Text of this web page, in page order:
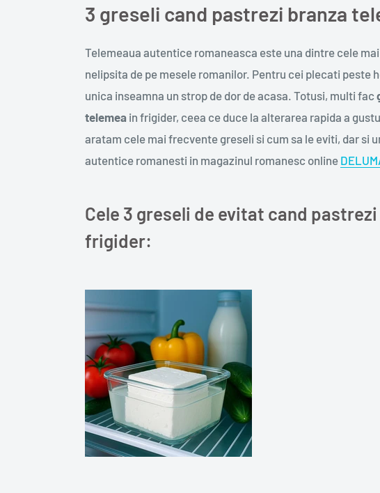
3 greseli cand pastrezi branza
Telemeaua autentice romaneasca este una dintre cele
nelipsita de pe mesele romanilor. Pentru cei plecati peste
unica inseamna un strop de dor de acasa. Totusi, multi fac
telemea in frigider, ceea ce duce la alterarea rapida a
aratam cele mai frecvente greseli si cum sa le eviti, dar si
autentice romanesti in magazinul romanesc online
Cele 3 greseli de evitat cand
frigider: